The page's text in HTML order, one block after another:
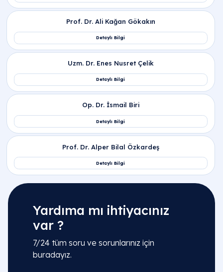
Yardıma mı ihtiyacınız
var ?
7/24 tüm soru ve sorunlarınız için
buradayız.